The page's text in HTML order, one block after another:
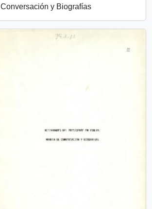
Conversación y Biografías